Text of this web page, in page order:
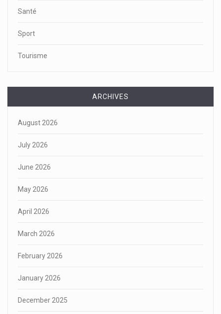
Santé
Sport
Tourisme
ARCHIVES
August 2026
July 2026
June 2026
May 2026
April 2026
March 2026
February 2026
January 2026
December 2025